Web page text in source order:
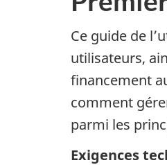
Ce guide de
utilisateurs,
financement
comment
parmi les
Exigences